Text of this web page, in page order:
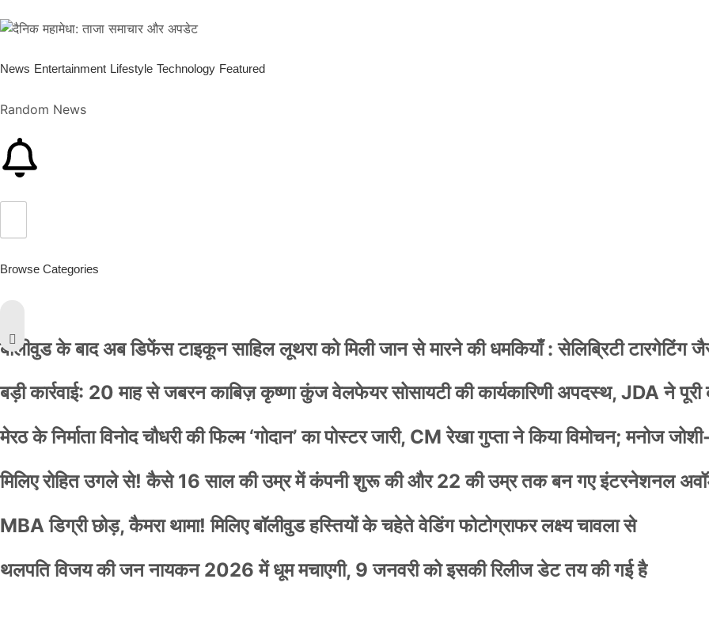
News Entertainment Lifestyle Technology Featured
Random News
Browse Categories
बॉलीवुड के बाद अब डिफेंस टाइकून साहिल लूथरा को मिली जान से मारने की धमकियाँ : सेलिब्रिटी टारगेटिंग
बड़ी कार्रवाई: 20 माह से जबरन काबिज़ कृष्णा कुंज वेलफेयर सोसायटी की कार्यकारिणी अपदस्थ, JDA ने पूरी
मेरठ के निर्माता विनोद चौधरी की फिल्म ‘गोदान’ का पोस्टर जारी, CM रेखा गुप्ता ने किया विमोचन; मनोज
मिलिए रोहित उगले से! कैसे 16 साल की उम्र में कंपनी शुरू की और 22 की उम्र तक बन गए इंटरनेशनल
MBA डिग्री छोड़, कैमरा थामा! मिलिए बॉलीवुड हस्तियों के चहेते वेडिंग फोटोग्राफर लक्ष्य चावला से
थलपति विजय की जन नायकन 2026 में धूम मचाएगी, 9 जनवरी को इसकी रिलीज डेट तय की गई है